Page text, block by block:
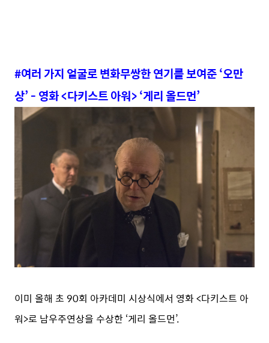
#여러 가지 얼굴로 변화무쌍한 연기를 보여준 ‘오만
상’ - 영화 <다키스트 아워> ‘게리 올드먼’
이미 올해 초 90회 아카데미 시상식에서 영화 <다키스트 아
워>로 남우주연상을 수상한 ‘게리 올드먼’.